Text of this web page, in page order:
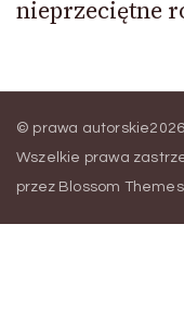
nieprzeciętne
© prawa autorskie2026
Wszelkie prawa
przez Blossom Themes.